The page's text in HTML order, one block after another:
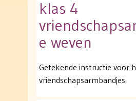
klas 4
e weven
Getekende instructie voor
vriendschapsarmbandjes.